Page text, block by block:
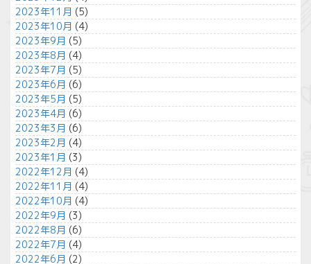
2023年11月 (5)
2023年10月 (4)
2023年9月 (5)
2023年8月 (4)
2023年7月 (5)
2023年6月 (6)
2023年5月 (5)
2023年4月 (6)
2023年3月 (6)
2023年2月 (4)
2023年1月 (3)
2022年12月 (4)
2022年11月 (4)
2022年10月 (4)
2022年9月 (3)
2022年8月 (6)
2022年7月 (4)
2022年6月 (2)